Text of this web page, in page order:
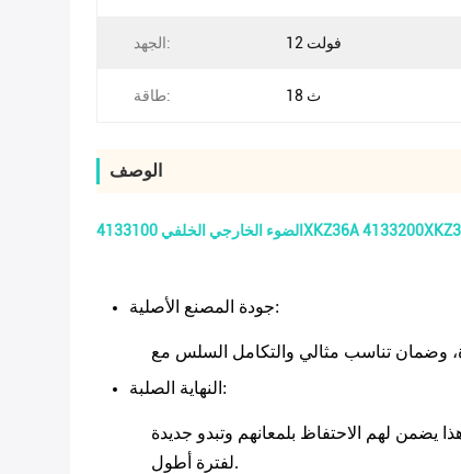
الجهد: 12 فولت
طاقة: 18 ث
الوصف
جودة المصنع الأصلية:
النهاية الصلبة :
يضمن لهم الاحتفاظ بلمعانهم وتبدو جديدة
لفترة أطول.